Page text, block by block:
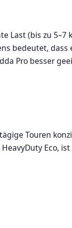
Last (bis zu 5–7
bedeutet,
Pro besser
Touren
Eco,